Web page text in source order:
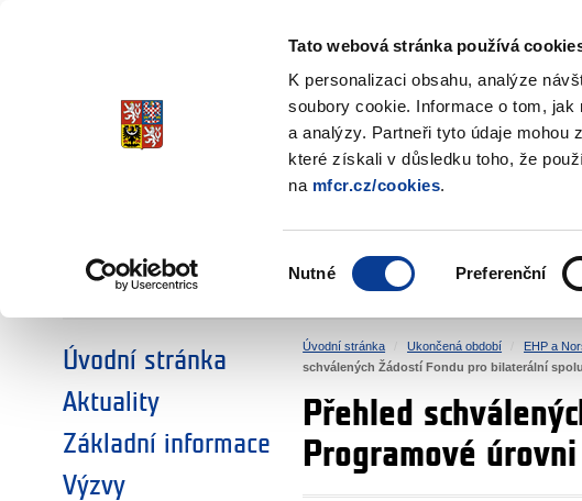
Tato webová stránka používá
K personalizaci obsahu, analýze
soubory cookie. Informace o tom,
a analýzy. Partneři tyto údaje mohou
které získali v důsledku toho, že
na mfcr.cz/cookies.
souhlasu
Nutné Preferenční
Fondy EHP a Norska
ZVOLTE SI OBLAST:
SOCIÁLNÍ DIALOG ŽIVOTNÍ PROSTŘEDÍ
Úvodní stránka
Aktuality
Základní informace
Výzvy
Úvodní stránka Ukončená období EHP a
schválených Žádostí Fondu pro bilaterální
Přehled
Programové úrovni